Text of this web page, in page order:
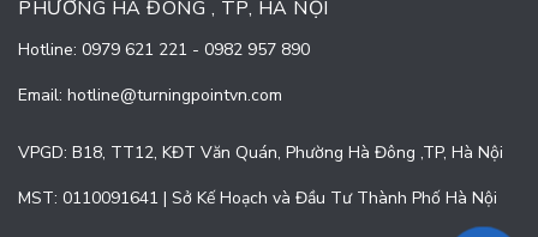
PHƯỜNG HÀ ĐÔNG , TP, HÀ NỘI
Hotline: 0979 621 221 - 0982 957 890
Email: hotline@turningpointvn.com
VPGD: B18, TT12, KĐT Văn Quán, Phường Hà Đông ,TP, Hà Nội
MST: 0110091641 | Sở Kế Hoạch và Đầu Tư Thành Phố Hà Nội